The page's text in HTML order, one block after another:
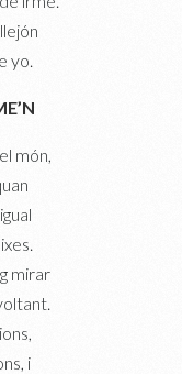
yo.
món,
mirar
i